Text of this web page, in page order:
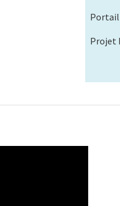
Portail
Projet